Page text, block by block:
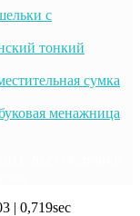
с
тонкий
сумка
менажница
| 0,719sec